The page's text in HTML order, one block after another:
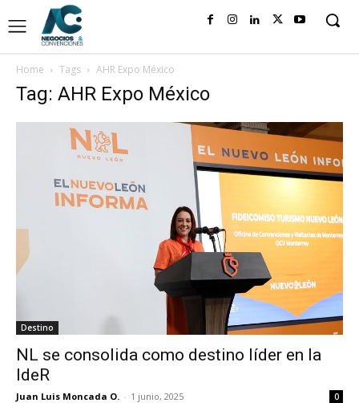
Home Tags AHR Expo México
Tag: AHR Expo México
Destino
NL se consolida como destino líder en la
IdeR
Juan Luis Moncada O. - 1 junio, 2025 0